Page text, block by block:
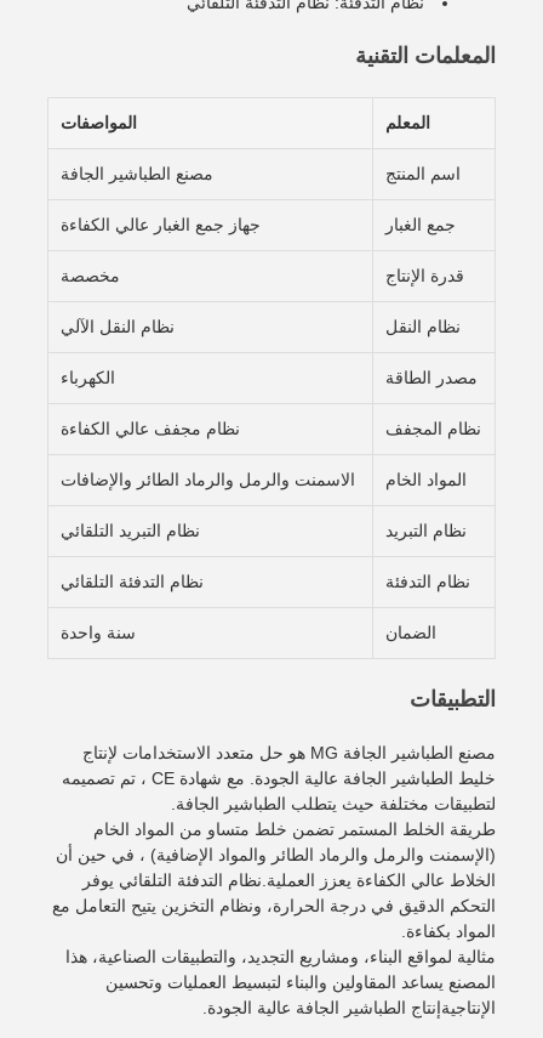
المعلمات التقنية
المعلم المواصفات
اسم المنتج مصنع الطباشير الجافة
جمع الغبار جهاز جمع الغبار عالي الكفاءة
قدرة الإنتاج مخصصة
نظام النقل نظام النقل الآلي
مصدر الطاقة الكهرباء
نظام المجفف نظام مجفف عالي الكفاءة
المواد الخام الاسمنت والرمل والرماد الطائر والإضافات
نظام التبريد نظام التبريد التلقائي
نظام التدفئة نظام التدفئة التلقائي
الضمان سنة واحدة
التطبيقات
مصنع الطباشير الجافة MG هو حل متعدد الاستخدامات لإنتاج
خليط الطباشير الجافة عالية الجودة. مع شهادة CE ، تم تصميمه
لتطبيقات مختلفة حيث يتطلب الطباشير الجافة.
طريقة الخلط المستمر تضمن خلط متساو من المواد الخام
(الإسمنت والرمل والرماد الطائر والمواد الإضافية) ، في حين أن
الخلاط عالي الكفاءة يعزز العملية.نظام التدفئة التلقائي يوفر
التحكم الدقيق في درجة الحرارة، ونظام التخزين يتيح التعامل مع
المواد بكفاءة.
مثالية لمواقع البناء، ومشاريع التجديد، والتطبيقات الصناعية، هذا
المصنع يساعد المقاولين والبناء لتبسيط العمليات وتحسين
الإنتاجيةإنتاج الطباشير الجافة عالية الجودة.